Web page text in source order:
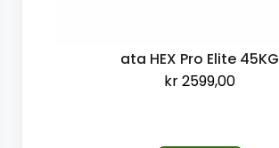
ata HEX Pro Elite 45KG
kr2599,00